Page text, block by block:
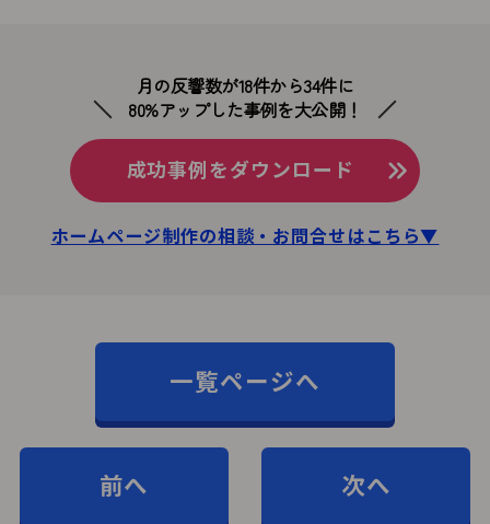
月の反響数が18件から34件に
80%アップした事例を大公開！
成功事例をダウンロード
ホームページ制作の相談・お問合せはこちら▼
前へ
一覧ページへ
次へ